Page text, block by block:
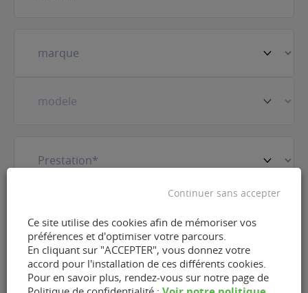
véhicule(Nécessaire)
mail(Nécessaire)
Téléphone(Nécessaire)
Ce site utilise des cookies afin de mémoriser vos
préférences et d'optimiser votre parcours.
En cliquant sur "ACCEPTER", vous donnez votre
accord pour l'installation de ces différents cookies.
Pour en savoir plus, rendez-vous sur notre page de
Continuer sans accepter